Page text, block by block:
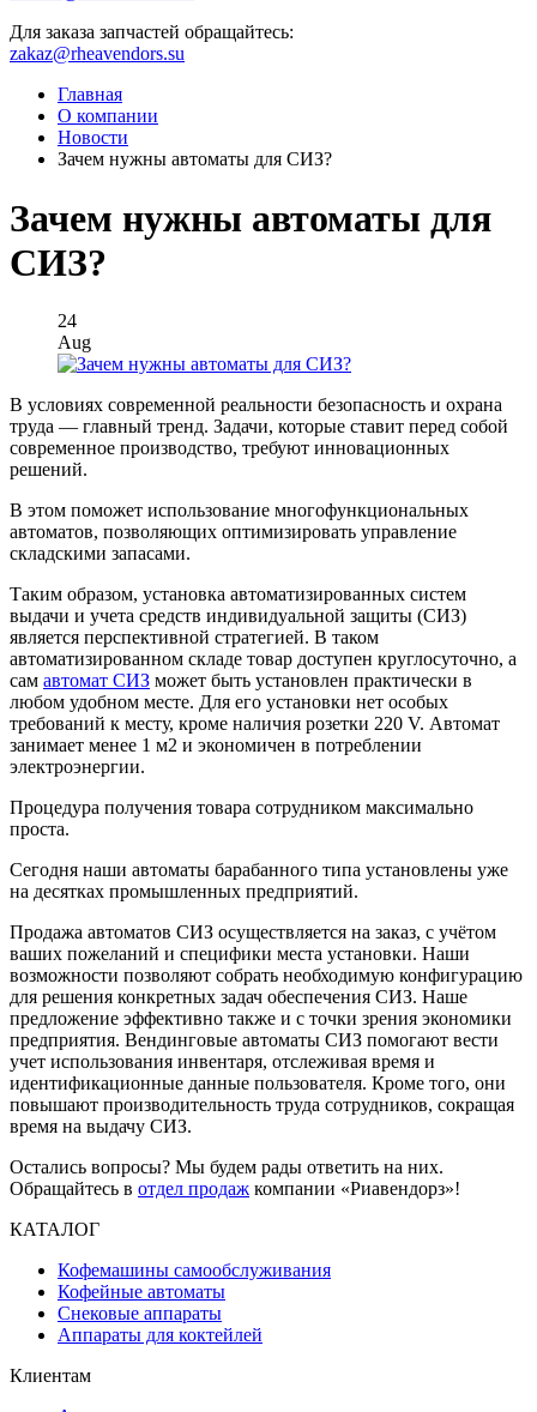
Для заказа запчастей обращайтесь:
zakaz@rheavendors.su
Главная
О компании
Новости
Зачем нужны автоматы для СИЗ?
Зачем нужны автоматы для
СИЗ?
24
Aug
В условиях современной реальности безопасность и охрана
труда — главный тренд. Задачи, которые ставит перед собой
современное производство, требуют инновационных
решений.
В этом поможет использование многофункциональных
автоматов, позволяющих оптимизировать управление
складскими запасами.
Таким образом, установка автоматизированных систем
выдачи и учета средств индивидуальной защиты (СИЗ)
является перспективной стратегией. В таком
автоматизированном складе товар доступен круглосуточно, а
сам автомат СИЗ может быть установлен практически в
любом удобном месте. Для его установки нет особых
требований к месту, кроме наличия розетки 220 V. Автомат
занимает менее 1 м2 и экономичен в потреблении
электроэнергии.
Процедура получения товара сотрудником максимально
проста.
Сегодня наши автоматы барабанного типа установлены уже
на десятках промышленных предприятий.
Продажа автоматов СИЗ осуществляется на заказ, с учётом
ваших пожеланий и специфики места установки. Наши
возможности позволяют собрать необходимую конфигурацию
для решения конкретных задач обеспечения СИЗ. Наше
предложение эффективно также и с точки зрения экономики
предприятия. Вендинговые автоматы СИЗ помогают вести
учет использования инвентаря, отслеживая время и
идентификационные данные пользователя. Кроме того, они
повышают производительность труда сотрудников, сокращая
время на выдачу СИЗ.
Остались вопросы? Мы будем рады ответить на них.
Обращайтесь в отдел продаж компании «Риавендорз»!
КАТАЛОГ
Кофемашины самообслуживания
Кофейные автоматы
Снековые аппараты
Аппараты для коктейлей
Клиентам